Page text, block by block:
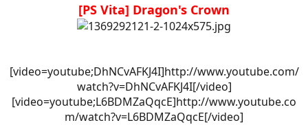
[PS Vita] Dragon's Crown
[video=youtube;DhNCvAFKJ4I]http://www.youtube.com/
watch?v=DhNCvAFKJ4I[/video]
[video=youtube;L6BDMZaQqcE]http://www.youtube.co
m/watch?v=L6BDMZaQqcE[/video]